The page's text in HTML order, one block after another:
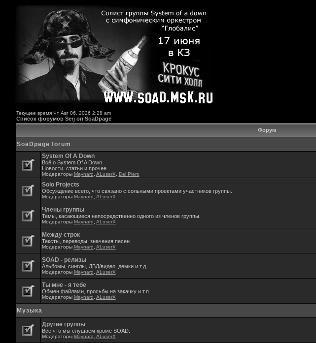
Текущее время Чт Авг 06, 2026 2:28 am
Список форумов Serj on SoaDpage
Форум
SoaDpage forum
System Of A Down
Всё о System Of A Down.
Новости, статьи и прочее.
Модераторы Maynard ALuserX Del Piero
Solo Projects
Обсуждение всего, что связано с сольными проектами участников группы.
Модераторы Maynard ALuserX
Члены группы
Темы, касающиеся непосредственно одного из членов группы.
Модераторы Maynard ALuserX
Между строк
Тексты, переводы. значения песен
Модераторы Maynard ALuserX
SOAD - релизы
Альбомы, синглы, ДВД/видео, демки и т.д
Модераторы Maynard ALuserX
Ты мне - я тебе
Обмен файлами, просьбы на закачку и т.п.
Модераторы Maynard ALuserX
Музыка
Другие группы
Всё что мы слушаем кроме SOAD.
Модераторы Maynard ALuserX